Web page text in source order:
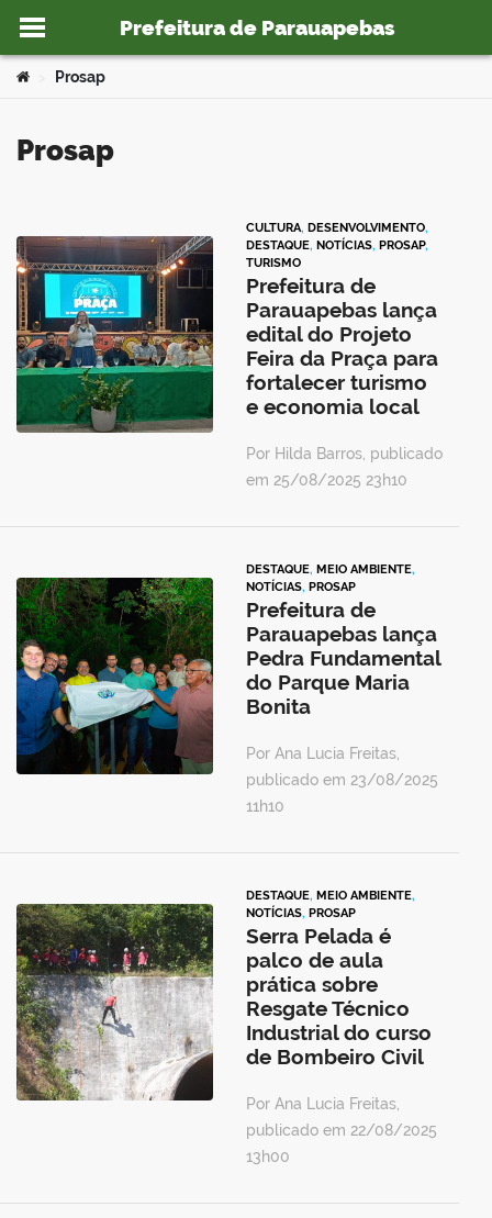
Ir para o conteúdo
Prefeitura de Parauapebas
Você está aqui:
Prosap
Prosap
CULTURA, DESENVOLVIMENTO,
DESTAQUE, NOTÍCIAS, PROSAP,
TURISMO
Prefeitura de
Parauapebas lança
edital do Projeto
Feira da Praça para
fortalecer turismo
e economia local
Por Hilda Barros, publicado
em 25/08/2025 23h10
DESTAQUE, MEIO AMBIENTE,
NOTÍCIAS, PROSAP
Prefeitura de
Parauapebas lança
Pedra Fundamental
do Parque Maria
Bonita
Por Ana Lucia Freitas,
publicado em 23/08/2025
11h10
DESTAQUE, MEIO AMBIENTE,
NOTÍCIAS, PROSAP
Serra Pelada é
palco de aula
prática sobre
Resgate Técnico
Industrial do curso
de Bombeiro Civil
Por Ana Lucia Freitas,
publicado em 22/08/2025
13h00